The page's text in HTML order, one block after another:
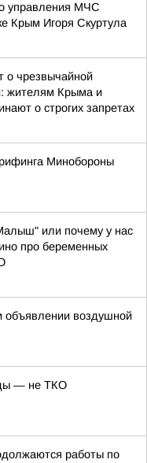
управления МЧС
Крым Игоря Скуртула
о чрезвычайной
жителям Крыма и
о строгих запретах
Минобороны
или почему у нас
про беременных
объявлении воздушной
— не ТКО
работы по